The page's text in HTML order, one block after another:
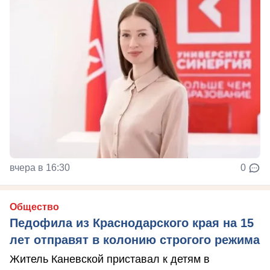
вчера в 16:30 0
Общество
Педофила из Краснодарского края на 15
лет отправят в колонию строгого режима
Житель Каневской приставал к детям в